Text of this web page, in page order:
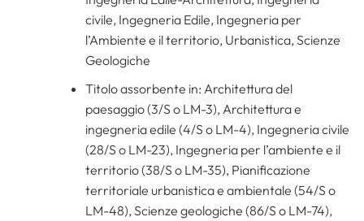
civile, Ingegneria Edile, Ingegneria per
l’Ambiente e il territorio, Urbanistica, Scienze
Geologiche
Titolo assorbente in: Architettura del
paesaggio (3/S o LM-3), Architettura e
ingegneria edile (4/S o LM-4), Ingegneria civile
(28/S o LM-23), Ingegneria per l’ambiente e il
territorio (38/S o LM-35), Pianificazione
territoriale urbanistica e ambientale (54/S o
LM-48), Scienze geologiche (86/S o LM-74),